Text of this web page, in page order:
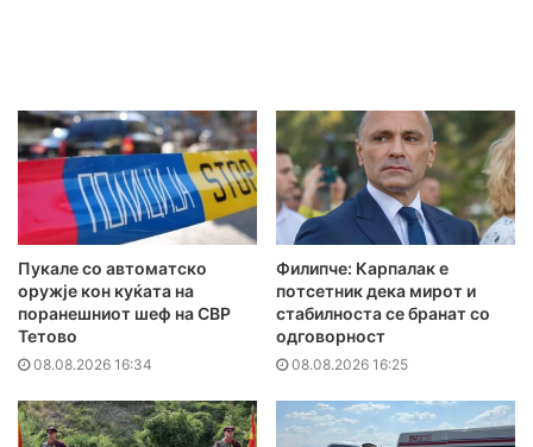
Пукале со автоматско
оружје кон куќата на
поранешниот шеф на СВР
Тетово
08.08.2026 16:34
Филипче: Карпалак е
потсетник дека мирот и
стабилноста се бранат со
одговорност
08.08.2026 16:25